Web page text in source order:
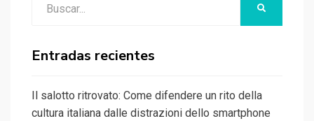
Entradas recientes
Il salotto ritrovato: Come difendere un rito della
cultura italiana dalle distrazioni dello smartphone